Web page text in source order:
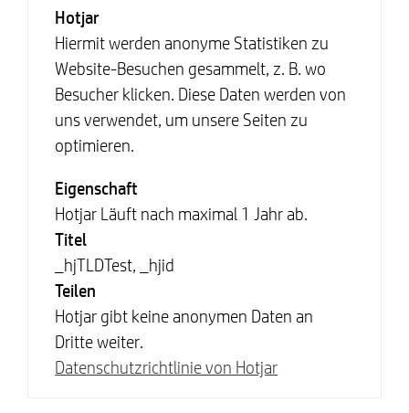
Hotjar
Hiermit werden anonyme Statistiken zu
Website-Besuchen gesammelt, z. B. wo
Besucher klicken. Diese Daten werden von
uns verwendet, um unsere Seiten zu
optimieren.
Eigenschaft
Hotjar Läuft nach maximal 1 Jahr ab.
Titel
_hjTLDTest, _hjid
Teilen
Hotjar gibt keine anonymen Daten an
Dritte weiter.
Datenschutzrichtlinie von Hotjar